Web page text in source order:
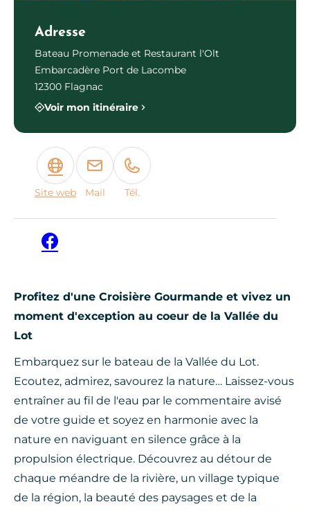
Profitez d'une Croisière Gourmande et vivez un
moment d'exception au coeur de la Vallée du
Lot
Embarquez sur le bateau de la Vallée du Lot.
Ecoutez, admirez, savourez la nature… Laissez-vous
entraîner au fil de l'eau par le commentaire avisé
de votre guide et soyez en harmonie avec la
nature en naviguant en silence grâce à la
propulsion électrique. Découvrez au détour de
chaque méandre de la rivière, un village typique
de la région, la beauté des paysages et de la
Adresse
Bateau Promenade et Restaurant l'Olt
Embarcadère Port de Lacombe
12300 Flagnac
Voir mon itinéraire
Site web Mail Tél.
Facebook